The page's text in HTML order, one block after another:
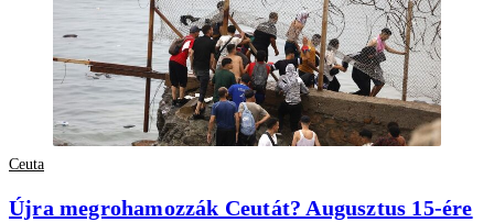
Ceuta
Újra megrohamozzák Ceutát? Augusztus 15-ére